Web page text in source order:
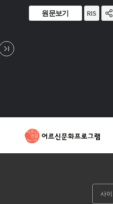
원문보기